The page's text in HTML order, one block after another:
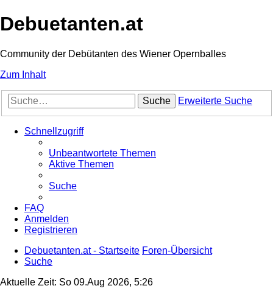
Debuetanten.at
Community der Debütanten des Wiener Opernballes
Zum Inhalt
Suche Erweiterte Suche
Schnellzugriff
Unbeantwortete Themen
Aktive Themen
Suche
FAQ
Anmelden
Registrieren
Debuetanten.at - Startseite Foren-Übersicht
Suche
Aktuelle Zeit: So 09.Aug 2026, 5:26